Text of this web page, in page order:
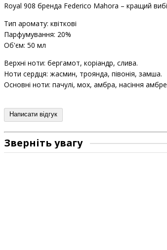
Royal 908 бренда Federico Mahora – кращий
Тип аромату: квіткові
Парфумування: 20%
Об'єм: 50 мл
Верхні ноти: бергамот, коріандр, слива.
Ноти сердця: жасмин, троянда, півонія, замша.
Основні ноти: пачулі, мох, амбра, насіння
Написати відгук
Зверніть увагу